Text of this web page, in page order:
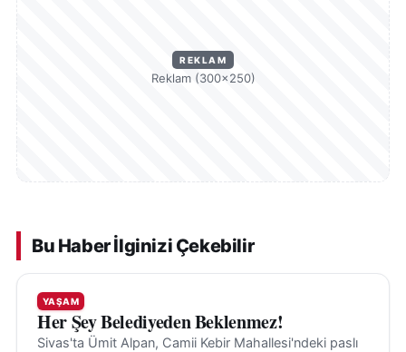
REKLAM
Reklam (300×250)
Bu Haber İlginizi Çekebilir
YAŞAM
Her Şey Belediyeden Beklenmez!
Sivas'ta Ümit Alpan, Camii Kebir Mahallesi'ndeki paslı